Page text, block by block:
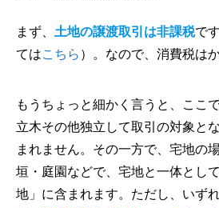
まず、 土地の譲渡取引は非課税で
てはこちら ）。なので、消費税は
もうちょっと細かく言うと、ここ
立木その他独立して取引の対象と
まれません。その一方で、宅地の
垣・庭園などで、宅地と一体とし
地」に含まれます。ただし、いずれ